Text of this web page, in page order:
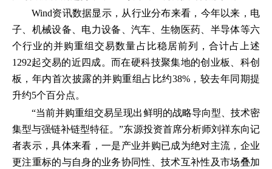
Wind资讯数据显示，从行业分布来看，今年以来，电
子、机械设备、电力设备、汽车、生物医药、半导体等六
个行业的并购重组交易数量占比稳居前列，合计占上述
1292起交易的近四成。而在硬科技聚集地的创业板、科创
板，年内首次披露的并购重组占比约38%，较去年同期提
升约5个百分点。
“当前并购重组交易呈现出鲜明的战略导向型、技术密
集型与强链补链型特征。”东源投资首席分析师刘祥东向记
者表示，具体来看，一是产业并购已成为绝对主流，企业
更注重标的与自身的业务协同性、技术互补性及市场叠加